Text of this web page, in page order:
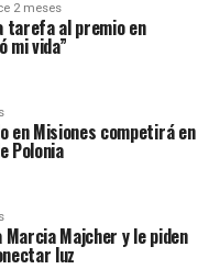
2 meses
tarefa al premio en
mi vida”
en Misiones competirá en
Polonia
Majcher y le piden
luz